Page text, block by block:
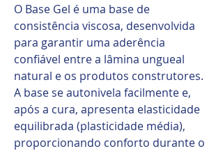
O Base Gel é uma base de
consistência viscosa, desenvolvida
para garantir uma aderência
confiável entre a lâmina ungueal
natural e os produtos construtores.
A base se autonivela facilmente e,
após a cura, apresenta elasticidade
equilibrada (plasticidade média),
proporcionando conforto durante o